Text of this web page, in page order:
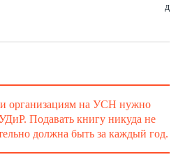
организациям на УСН нужно
Подавать книгу никуда не
должна быть за каждый год.